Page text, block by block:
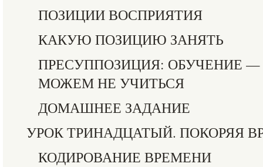
ПОЗИЦИИ ВОСПРИЯТИЯ
КАКУЮ ПОЗИЦИЮ ЗАНЯТЬ
ПРЕСУППОЗИЦИЯ: ОБУЧЕНИЕ
МОЖЕМ НЕ УЧИТЬСЯ
ДОМАШНЕЕ ЗАДАНИЕ
УРОК ТРИНАДЦАТЫЙ. ПОКОРЯЯ
КОДИРОВАНИЕ ВРЕМЕНИ